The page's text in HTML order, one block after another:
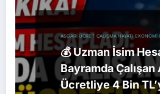
ASGARI ÜCRET ÇALIŞMA HAYATI EKONOMI
💰 Uzman İsim
Bayramda Çalışan
Ücretliye 4 Bin